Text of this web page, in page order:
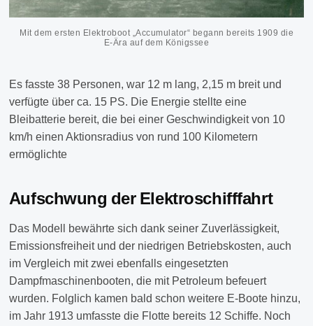
Mit dem ersten Elektroboot „Accumulator“ begann bereits 1909 die
E-Ära auf dem Königssee
Es fasste 38 Personen, war 12 m lang, 2,15 m breit und
verfügte über ca. 15 PS. Die Energie stellte eine
Bleibatterie bereit, die bei einer Geschwindigkeit von 10
km/h einen Aktionsradius von rund 100 Kilometern
ermöglichte
Aufschwung der Elektroschifffahrt
Das Modell bewährte sich dank seiner Zuverlässigkeit,
Emissionsfreiheit und der niedrigen Betriebskosten, auch
im Vergleich mit zwei ebenfalls eingesetzten
Dampfmaschinenbooten, die mit Petroleum befeuert
wurden. Folglich kamen bald schon weitere E-Boote hinzu,
im Jahr 1913 umfasste die Flotte bereits 12 Schiffe. Noch